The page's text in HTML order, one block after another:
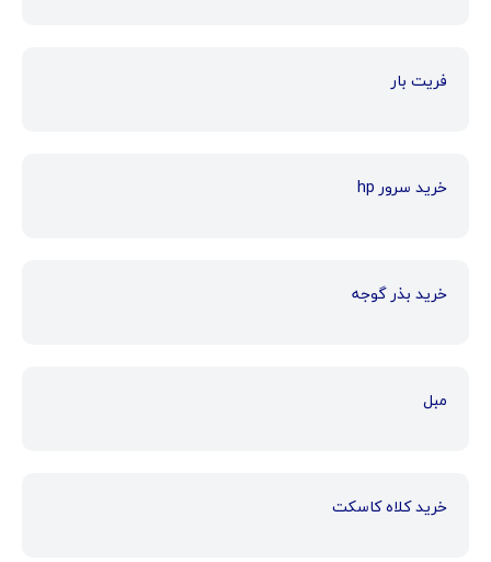
فریت بار
خرید سرور hp
خرید بذر گوجه
مبل
خرید کلاه کاسکت